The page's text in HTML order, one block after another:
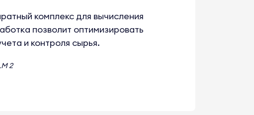
комплекс для вычисления
позволит оптимизировать
и контроля сырья.
2